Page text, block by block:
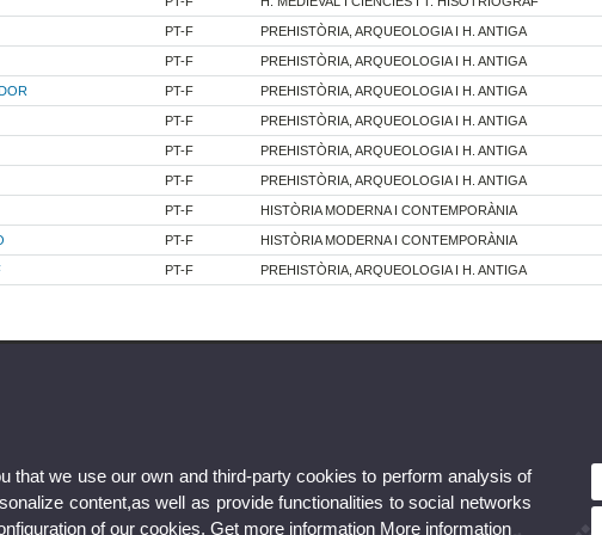
PT-F PREHISTÒRIA, ARQUEOLOGIA I H. ANTIGA
PT-F PREHISTÒRIA, ARQUEOLOGIA I H. ANTIGA
PT-F PREHISTÒRIA, ARQUEOLOGIA I H. ANTIGA
PT-F PREHISTÒRIA, ARQUEOLOGIA I H. ANTIGA
PT-F PREHISTÒRIA, ARQUEOLOGIA I H. ANTIGA
PT-F PREHISTÒRIA, ARQUEOLOGIA I H. ANTIGA
PT-F HISTÒRIA MODERNA I CONTEMPORÀNIA
PT-F HISTÒRIA MODERNA I CONTEMPORÀNIA
PT-F PREHISTÒRIA, ARQUEOLOGIA I H. ANTIGA
that we use our own and third-party cookies to perform analysis of
content,as well as provide functionalities to social networks
of our cookies. Get more information More information